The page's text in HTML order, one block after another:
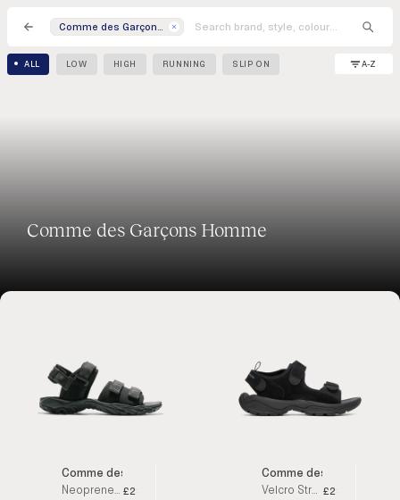
Comme des Garçons Homme
ALL LOW HIGH RUNNING SLIP ON A-Z
Comme des Garçons Homme
Comme des Garçons Homme
Neoprene Black Sandals £285
Comme des Garçons
Velcro Strap Suede & Neoprene Black Sandals £280